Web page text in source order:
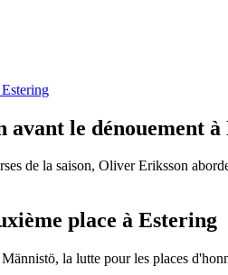
le dénouement à
de la saison, Oliver Eriksson
place à Estering
la lutte pour les places